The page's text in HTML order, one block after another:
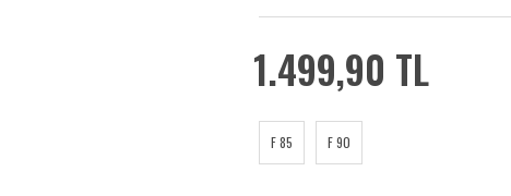
1.499,90 TL
F 85
F 90